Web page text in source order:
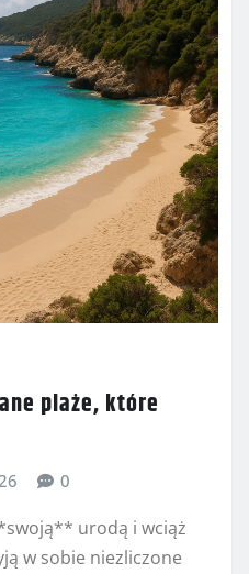
plaże, które
0
urodą i wciąż
w sobie niezliczone